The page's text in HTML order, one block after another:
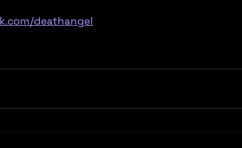
deathangel